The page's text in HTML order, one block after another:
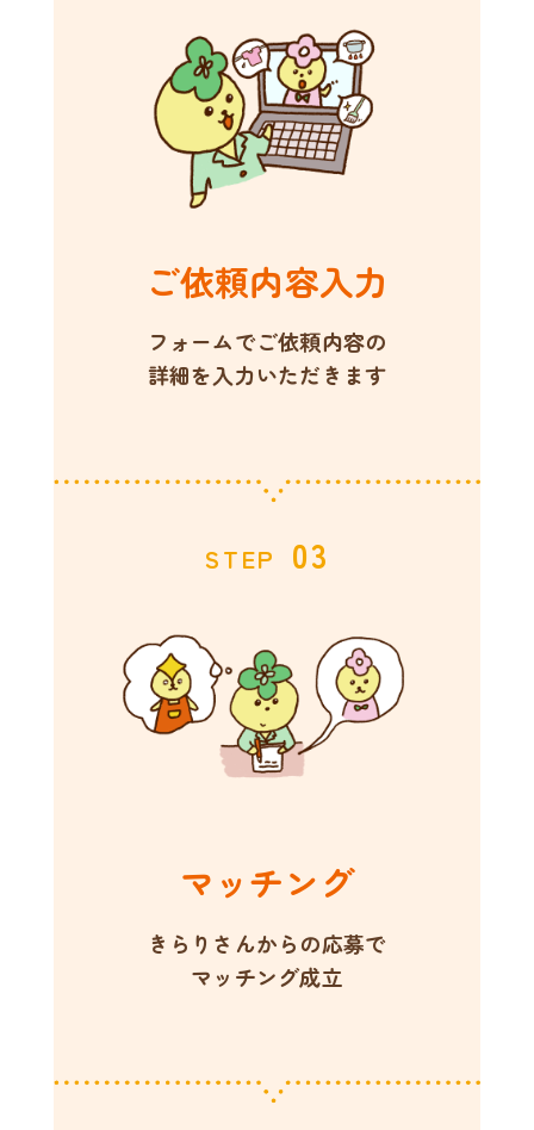
ご依頼内容入力
フォームでご依頼内容の
詳細を入力いただきます
STEP 03
マッチング
きらりさんからの応募で
マッチング成立